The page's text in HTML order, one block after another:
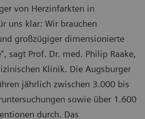
von Herzinfarkten in
uns klar: Wir brauchen
großzügiger dimensionierte
sagt Prof. Dr. med. Philip Raake,
Klinik. Die Augsburger
jährlich zwischen 3.000 bis
sowie über 1.600
durch. Das